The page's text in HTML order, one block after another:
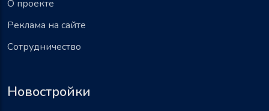
О проекте
Реклама на сайте
Сотрудничество
Новостройки